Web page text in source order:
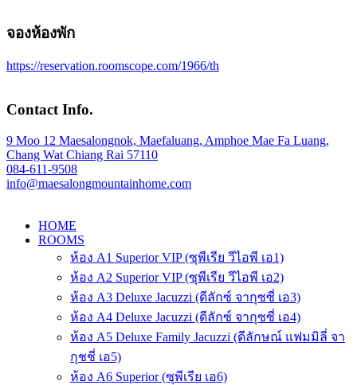
จองห้องพัก
https://reservation.roomscope.com/1966/th
Contact Info.
9 Moo 12 Maesalongnok, Maefaluang, Amphoe Mae Fa Luang,
Chang Wat Chiang Rai 57110
084-611-9508
info@maesalongmountainhome.com
HOME
ROOMS
ห้อง A1 Superior VIP (ซุพีเรีย วีไอพี เอ1)
ห้อง A2 Superior VIP (ซุพีเรีย วีไอพี เอ2)
ห้อง A3 Deluxe Jacuzzi (ดีลักซ์ จากุซซี่ เอ3)
ห้อง A4 Deluxe Jacuzzi (ดีลักซ์ จากุซซี่ เอ4)
ห้อง A5 Deluxe Family Jacuzzi (ดีลักษณ์ แฟมมิลี่ จา
กุชชี่ เอ5)
ห้อง A6 Superior (ซุพีเรีย เอ6)